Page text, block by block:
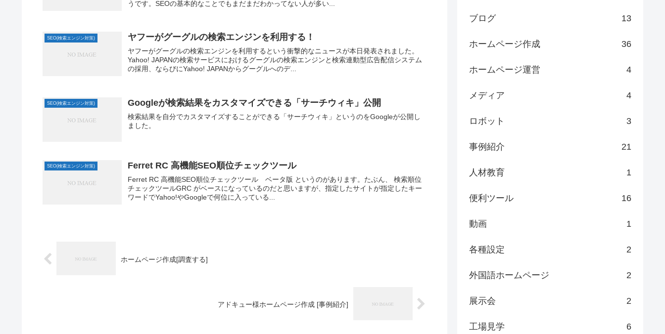
うです。SEOの基本的なことでもまだまだわかってない人が多い...
SEO(検索エンジン対策) ヤフーがグーグルの検索エンジンを利用する！
ヤフーがグーグルの検索エンジンを利用するという衝撃的なニュースが本日発表されました。
Yahoo! JAPANの検索サービスにおけるグーグルの検索エンジンと検索連動型広告配信システム
の採用、ならびにYahoo! JAPANからグーグルへのデ...
SEO(検索エンジン対策) Googleが検索結果をカスタマイズできる「サーチウィキ」公開
検索結果を自分でカスタマイズすることができる「サーチウィキ」というのをGoogleが公開し
ました。
SEO(検索エンジン対策) Ferret RC 高機能SEO順位チェックツール
Ferret RC 高機能SEO順位チェックツール ベータ版 というのがあります。たぶん、 検索順位
チェックツールGRC がベースになっているのだと思いますが、指定したサイトが指定したキー
ワードでYahoo!やGoogleで何位に入っている...
ホームページ作成[調査する]
アドキュー様ホームページ作成 [事例紹介]
ブログ 13
ホームページ作成 36
ホームページ運営 4
メディア 4
ロボット 3
事例紹介 21
人材教育 1
便利ツール 16
動画 1
各種設定 2
外国語ホームページ 2
展示会 2
工場見学 6